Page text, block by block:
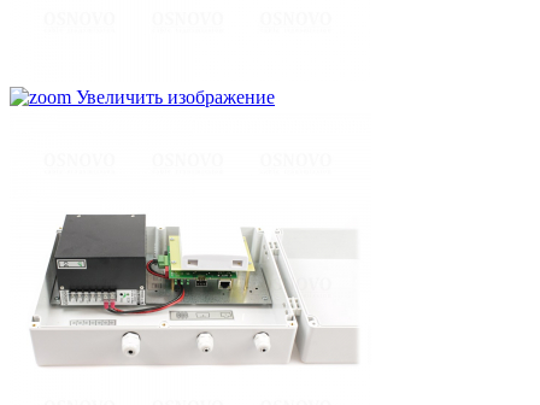
Увеличить изображение